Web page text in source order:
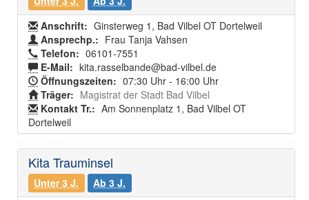
Anschrift: Ginsterweg 1, Bad Vilbel OT Dortelweil
Ansprechp.: Frau Tanja Vahsen
Telefon: 06101-7551
E-Mail: kita.rasselbande@bad-vilbel.de
Öffnungszeiten: 07:30 Uhr - 16:00 Uhr
Träger: Magistrat der Stadt Bad Vilbel
Kontakt Tr.: Am Sonnenplatz 1, Bad Vilbel OT
Dortelweil
Kita Trauminsel
Unter 3 J.
Ab 3 J.